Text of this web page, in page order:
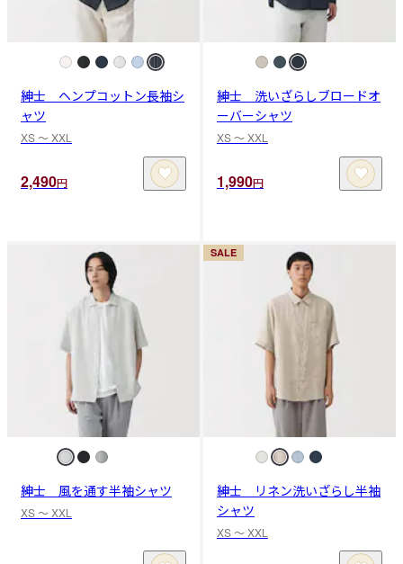
紳士 ヘンプコットン長袖シ
ャツ
XS 〜 XXL
2,490円
紳士 洗いざらしブロードオ
ーバーシャツ
XS 〜 XXL
1,990円
紳士 風を通す半袖シャツ
XS 〜 XXL
SALE
紳士 リネン洗いざらし半袖
シャツ
XS 〜 XXL